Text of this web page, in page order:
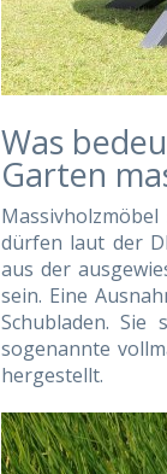
Was
Garten
dürfen laut der
aus der
sein. Eine
Schubladen.
sogenannte
hergestellt.